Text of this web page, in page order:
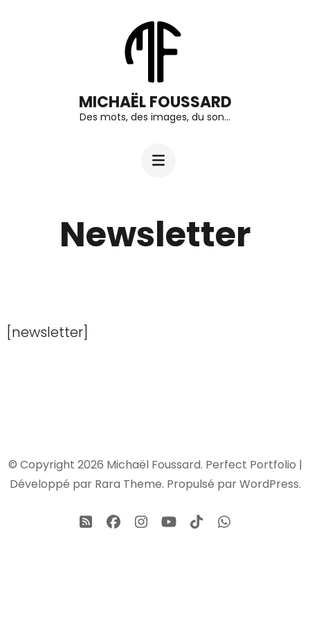
MICHAËL FOUSSARD
Des mots, des images, du son…
Newsletter
[newsletter]
© Copyright 2026 Michaël Foussard. Perfect Portfolio |
Développé par Rara Theme. Propulsé parWordPress.